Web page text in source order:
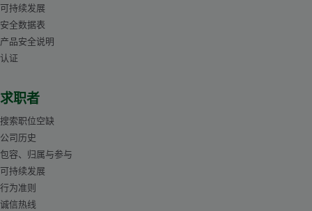
可持续发展
安全数据表
产品安全说明
认证
求职者
搜索职位空缺
公司历史
包容、归属与参与
可持续发展
行为准则
诚信热线